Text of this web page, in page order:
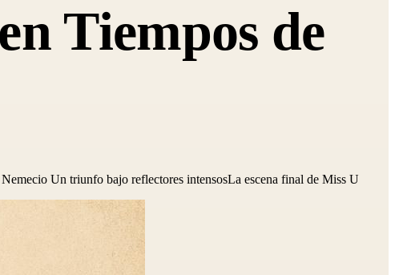
Tiempos de
Un triunfo bajo reflectores intensosLa escena final de Miss U